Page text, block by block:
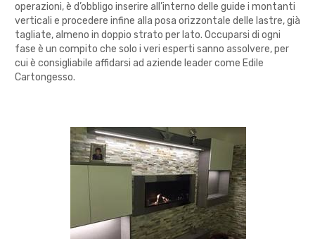
operazioni, è d’obbligo inserire all’interno delle guide i montanti
verticali e procedere infine alla posa orizzontale delle lastre, già
tagliate, almeno in doppio strato per lato. Occuparsi di ogni
fase è un compito che solo i veri esperti sanno assolvere, per
cui è consigliabile affidarsi ad aziende leader come Edile
Cartongesso.